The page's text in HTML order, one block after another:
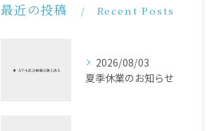
最近の投稿 Recent Posts
2026/08/03
夏季休業のお知らせ